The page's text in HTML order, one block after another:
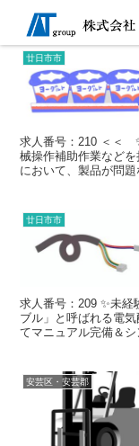
廿日市市
求人番号：210 ＜＜
械操作補助作業など
において、製品が問
廿日市市
求人番号：209 ✨未
ブル」と呼ばれる電
てマニュアル完備＆
安芸区・安芸郡